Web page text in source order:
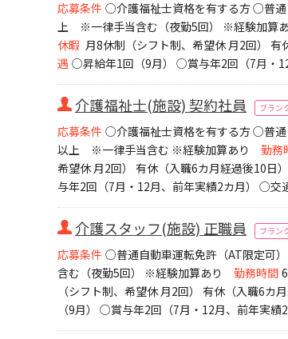
応募条件 ○介護福祉士資格を有する方 ○普
上 ※一律手当含む（夜勤5回） ※経験加算
休暇 月8休制（シフト制、希望休 月2回）
遇 ○昇給年1回（9月） ○賞与年2回（7月・
介護福祉士(施設) 契約社員 ブラン
応募条件 ○介護福祉士資格を有する方 ○普
以上 ※一律手当含む ※経験加算あり
勤務
希望休 月2回） 有休（入職6カ月経過後10日
与年2回（7月・12月、前年実績2カ月） ○
介護スタッフ(施設) 正職員 ブラン
応募条件 ○普通自動車運転免許（AT限定可
含む（夜勤5回） ※経験加算あり
勤務時間
（シフト制、希望休 月2回） 有休（入職6
（9月） ○賞与年2回（7月・12月、前年実